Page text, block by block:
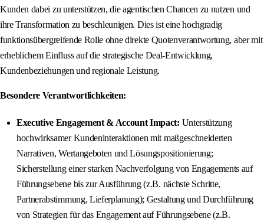
Kunden dabei zu unterstützen, die agentischen Chancen zu nutzen und
ihre Transformation zu beschleunigen. Dies ist eine hochgradig
funktionsübergreifende Rolle ohne direkte Quotenverantwortung, aber mit
erheblichem Einfluss auf die strategische Deal-Entwicklung,
Kundenbeziehungen und regionale Leistung.
Besondere Verantwortlichkeiten:
Executive Engagement & Account Impact: Unterstützung
hochwirksamer Kundeninteraktionen mit maßgeschneiderten
Narrativen, Wertangeboten und Lösungspositionierung;
Sicherstellung einer starken Nachverfolgung von Engagements auf
Führungsebene bis zur Ausführung (z.B. nächste Schritte,
Partnerabstimmung, Lieferplanung); Gestaltung und Durchführung
von Strategien für das Engagement auf Führungsebene (z.B.